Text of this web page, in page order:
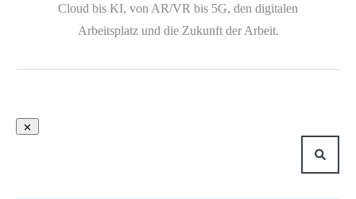
Cloud bis KI, von AR/VR bis 5G, den digitalen
Arbeitsplatz und die Zukunft der Arbeit.